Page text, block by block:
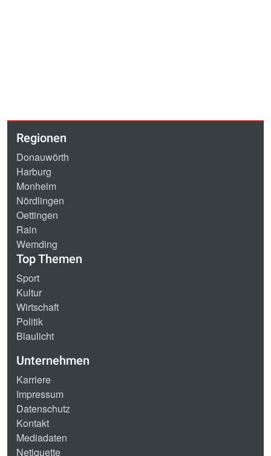
Regionen
Donauwörth
Harburg
Monheim
Nördlingen
Oettingen
Rain
Wemding
Top Themen
Sport
Kultur
Wirtschaft
Politik
Blaulicht
Unternehmen
Karriere
Impressum
Datenschutz
Kontakt
Mediadaten
Netiquette